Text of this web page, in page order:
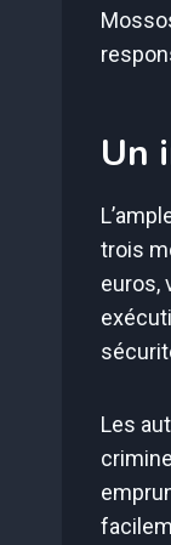
Un
trois
euros,
Les